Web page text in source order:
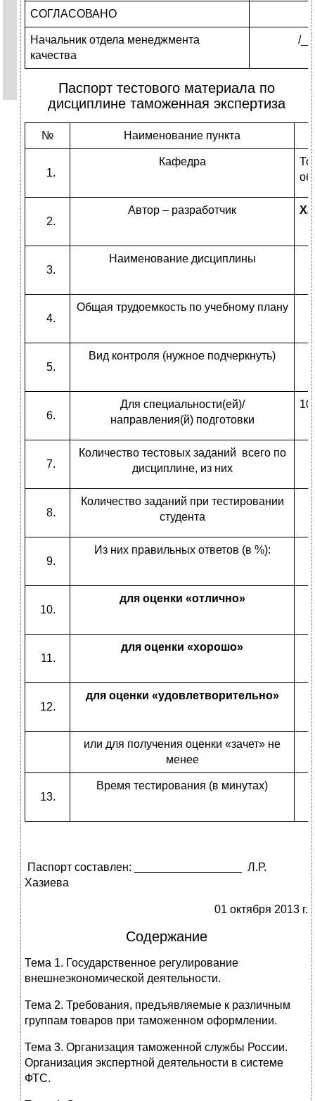
СОГЛАСОВАНО
Начальник отдела менеджмента
качества
/
Паспорт тестового материала по
дисциплине таможенная экспертиза
№ Наименование пункта
Кафедра
Автор – разработчик
Наименование дисциплины
Общая трудоемкость по учебному плану
Вид контроля (нужное подчеркнуть)
Для специальности(ей)/
направления(й) подготовки
Количество тестовых заданий всего по
дисциплине, из них
Количество заданий при тестировании
студента
Из них правильных ответов (в %):
для оценки «отлично»
для оценки «хорошо»
для оценки «удовлетворительно»
или для получения оценки «зачет» не
менее
Время тестирования (в минутах)
Паспорт составлен: _________________ Л.Р.
Хазиева
01 октября 2013 г.
Содержание
Тема 1. Государственное регулирование
внешнеэкономической деятельности.
Тема 2. Требования, предъявляемые к различным
группам товаров при таможенном оформлении.
Тема 3. Организация таможенной службы России.
Организация экспертной деятельности в системе
ФТС.